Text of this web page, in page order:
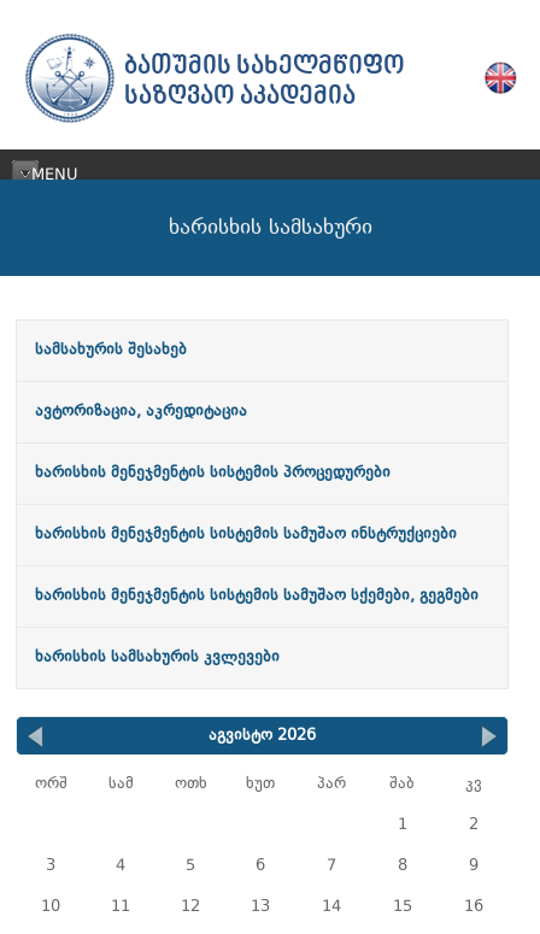
ᲑᲐᲗᲣᲛᲘᲡ ᲡᲐᲮᲔᲚᲛᲬᲘᲤᲝ
ᲡᲐᲖᲦᲕᲐᲝ ᲐᲙᲐᲓᲔᲛᲘᲐ
MENU
ხარისხის სამსახური
სამსახურის შესახებ
ავტორიზაცია, აკრედიტაცია
ხარისხის მენეჯმენტის სისტემის პროცედურები
ხარისხის მენეჯმენტის სისტემის სამუშაო ინსტრუქციები
ხარისხის მენეჯმენტის სისტემის სამუშაო სქემები, გეგმები
ხარისხის სამსახურის კვლევები
აგვისტო 2026
ორშ სამ ოთხ ხუთ პარ შაბ კვ
1 2
3 4 5 6 7 8 9
10 11 12 13 14 15 16